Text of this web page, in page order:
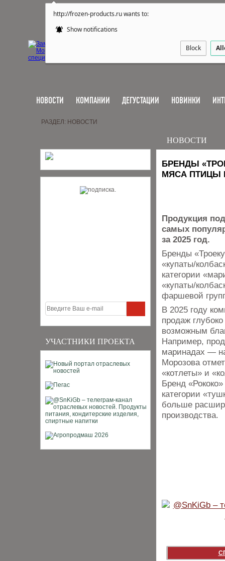
http://frozen-products.ru wants to:
Show notifications
Block
НОВОСТИ КОМПАНИИ ДЕГУСТАЦИИ НОВИНКИ
УЧАСТНИКИ ПРОЕКТА
РАЗДЕЛ: НОВОСТИ
НОВОСТИ
БРЕНДЫ
МЯСА ПТИЦЫ
Продукция
самых
за 2025 год.
Бренды
«купаты/
категории
«купаты/
фаршевой
В 2025 году
продаж
возможным
Например,
маринадах —
Морозова
«котлеты» и
Бренд
категории
больше
производства.